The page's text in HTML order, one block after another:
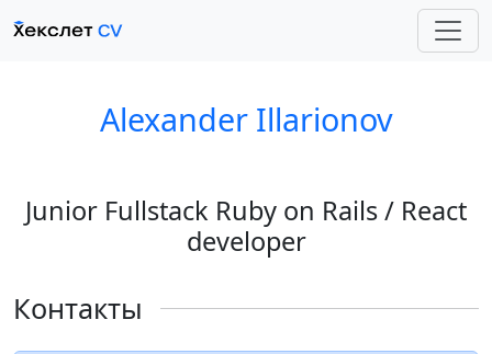
Alexander Illarionov
Junior Fullstack Ruby on Rails / React
developer
Контакты